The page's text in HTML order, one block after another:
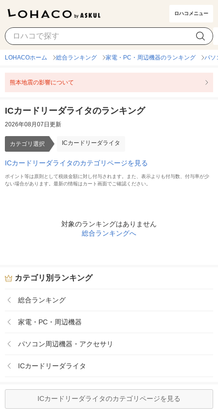
ロハコメニュー
ICカードリーダライタ カテゴリ選択
LOHACOホーム 総合ランキング 家電・PC・周辺機器のランキング パソ
熊本地震の影響について
ICカードリーダライタのランキング
2026年08月07日更新
カテゴリ選択 ICカードリーダライタ
ICカードリーダライタのカテゴリページを見る
ポイント等は原則として税抜金額に対し付与されます。また、表示よりも付与数、付与率が少
ない場合があります。最新の情報はカート画面でご確認ください。
対象のランキングはありません
総合ランキングへ
カテゴリ別ランキング
総合ランキング
家電・PC・周辺機器
パソコン周辺機器・アクセサリ
ICカードリーダライタ
ICカードリーダライタのカテゴリページを見る